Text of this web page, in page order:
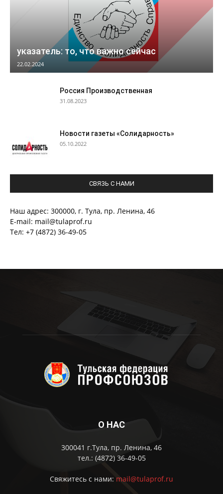
указатель: то, что важно сейчас
22.02.2024
Россия Производственная
31.08.2023
Новости газеты «Солидарность»
05.10.2022
СВЯЗЬ С НАМИ
Наш адрес: 300000, г. Тула, пр. Ленина, 46
E-mail: mail@tulaprof.ru
Тел: +7 (4872) 36-49-05
О НАС
300041 г.Тула, пр. Ленина, 46
тел.: (4872) 36-49-05
Свяжитесь с нами: mail@tulaprof.ru